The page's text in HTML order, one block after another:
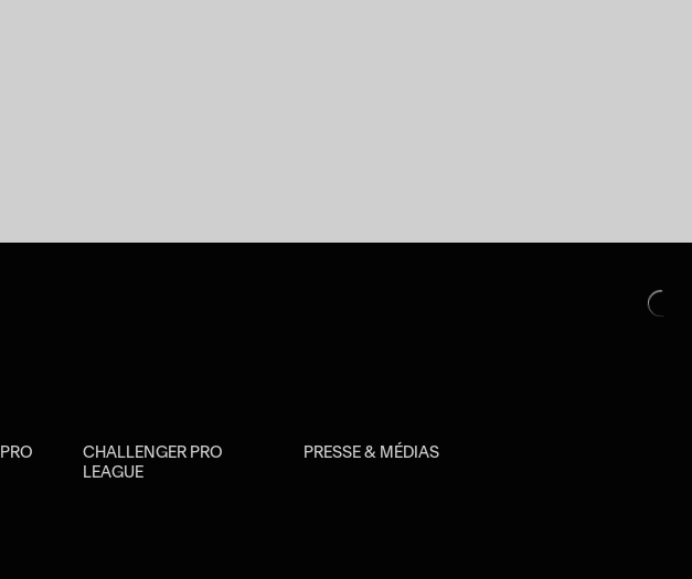
CHALLENGER PRO
LEAGUE
PRESSE & MÉDIAS